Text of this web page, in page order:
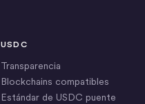
USDC
Transparencia
Blockchains compatibles
Estándar de USDC puente